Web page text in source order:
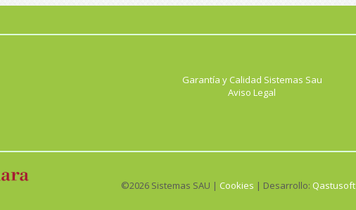
Garantía y Calidad Sistemas Sau
Aviso Legal
©2026 Sistemas SAU | Cookies | Desarrollo: Qastusoft